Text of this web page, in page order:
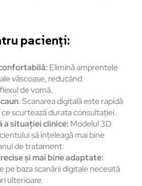
pacienți:
Elimină amprentele
vâscoase, reducând
de vomă.
: Scanarea digitală este rapidă
scurtează durata consultației.
a situației clinice: Modelul 3D
să înțeleagă mai bine
de tratament.
și mai bine adaptate:
pe baza scanării digitale necesită
ulterioare.